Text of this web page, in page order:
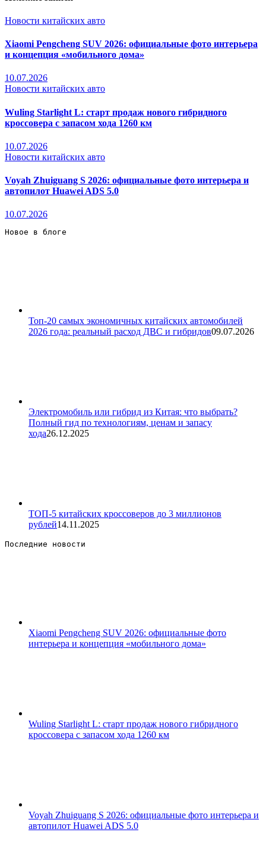
Новости китайских авто
Xiaomi Pengcheng SUV 2026: официальные фото интерьера
и концепция «мобильного дома»
10.07.2026
Новости китайских авто
Wuling Starlight L: старт продаж нового гибридного
кроссовера с запасом хода 1260 км
10.07.2026
Новости китайских авто
Voyah Zhuiguang S 2026: официальные фото интерьера и
автопилот Huawei ADS 5.0
10.07.2026
Новое в блоге
Топ-20 самых экономичных китайских автомобилей
2026 года: реальный расход ДВС и гибридов09.07.2026
Электромобиль или гибрид из Китая: что выбрать?
Полный гид по технологиям, ценам и запасу
хода26.12.2025
ТОП-5 китайских кроссоверов до 3 миллионов
рублей14.11.2025
Последние новости
Xiaomi Pengcheng SUV 2026: официальные фото
интерьера и концепция «мобильного дома»
Wuling Starlight L: старт продаж нового гибридного
кроссовера с запасом хода 1260 км
Voyah Zhuiguang S 2026: официальные фото интерьера и
автопилот Huawei ADS 5.0